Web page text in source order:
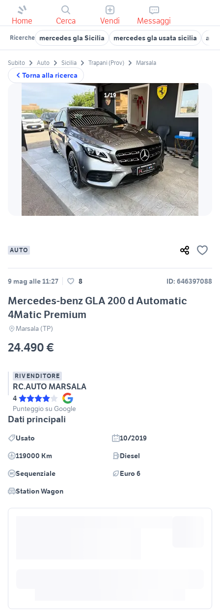
Home Cerca Vendi Messaggi
Ricerche mercedes gla Sicilia mercedes gla usata sicilia
Torna alla ricerca
Subito Auto Sicilia Trapani (Prov) Marsala
1/19
AUTO
9 mag alle 11:27 8 ID: 646397088
Mercedes-benz GLA 200 d Automatic
4Matic Premium
Marsala (TP)
24.490 €
RIVENDITORE
RC.AUTO MARSALA
4
Punteggio su Google
Dati principali
Usato
10/2019
119000 Km
Diesel
Sequenziale
Euro 6
Station Wagon